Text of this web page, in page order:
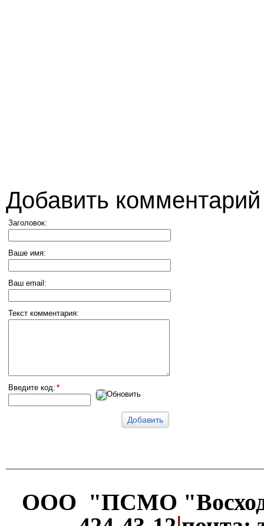
Добавить комментарий
Заголовок:
Ваше имя:
Ваш email:
Текст комментария:
Введите код: *
Обновить
ООО "ПСМО